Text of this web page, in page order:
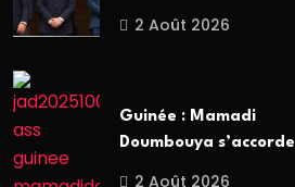
2 Août 2026
Guinée : Mamadi
Doumbouya s’accorde
2 Août 2026